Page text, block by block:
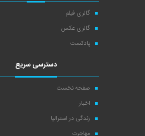
گالری فیلم
گالری عکس
پادکست
دسترسی سریع
صفحه نخست
اخبار
زندگی در استرالیا
مهاجرت